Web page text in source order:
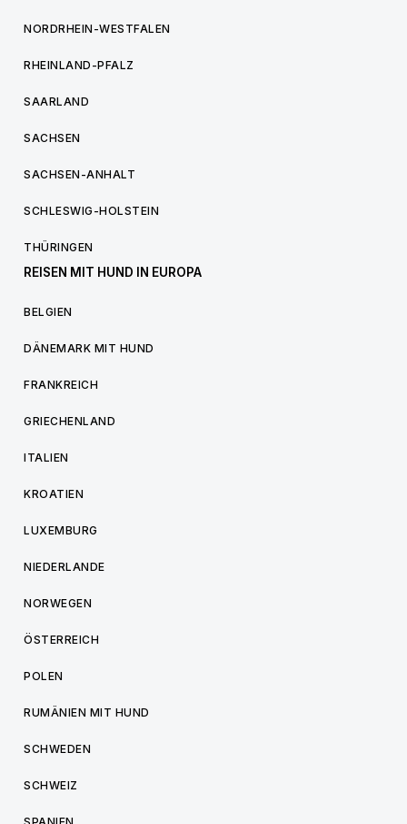
NORDRHEIN-WESTFALEN
RHEINLAND-PFALZ
SAARLAND
SACHSEN
SACHSEN-ANHALT
SCHLESWIG-HOLSTEIN
THÜRINGEN
REISEN MIT HUND IN EUROPA
BELGIEN
DÄNEMARK MIT HUND
FRANKREICH
GRIECHENLAND
ITALIEN
KROATIEN
LUXEMBURG
NIEDERLANDE
NORWEGEN
ÖSTERREICH
POLEN
RUMÄNIEN MIT HUND
SCHWEDEN
SCHWEIZ